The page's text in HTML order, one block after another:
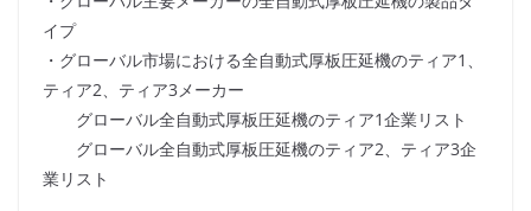
イプ
・グローバル市場における全自動式厚板圧延機のティア1、
ティア2、ティア3メーカー
グローバル全自動式厚板圧延機のティア1企業リスト
グローバル全自動式厚板圧延機のティア2、ティア3企
業リスト